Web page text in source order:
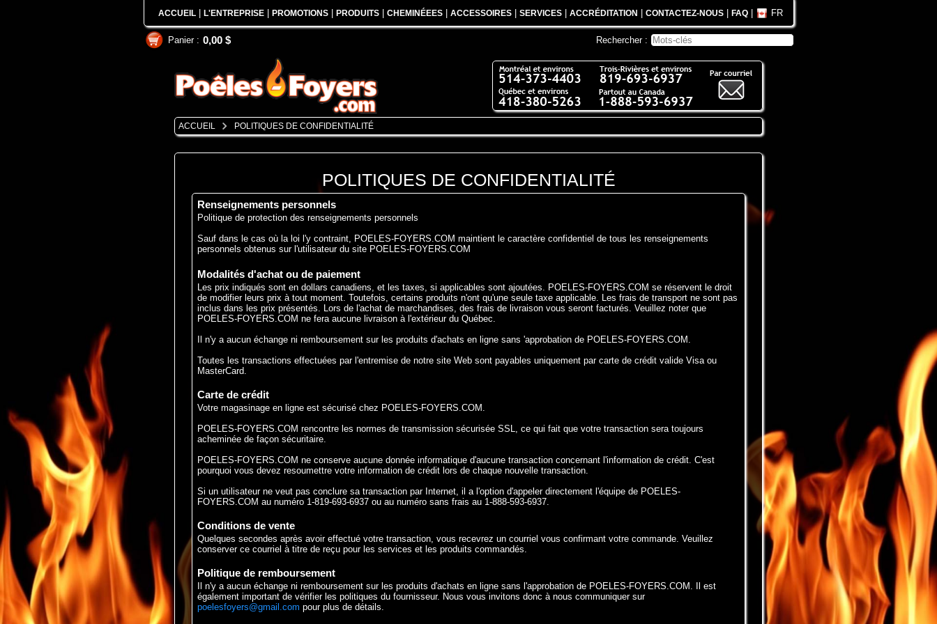
ACCUEIL L'ENTREPRISE PROMOTIONS PRODUITS CHEMINÉEES ACCESSOIRES SERVICES ACCRÉDITATION CONTACTEZ-NOUS FAQ FR
Panier : 0,00 $ Rechercher :
ACCUEIL POLITIQUES DE CONFIDENTIALITÉ
POLITIQUES DE CONFIDENTIALITÉ
Renseignements personnels
Politique de protection des renseignements personnels
Sauf dans le cas où la loi l'y contraint, POELES-FOYERS.COM maintient le caractère confidentiel de tous les renseignements
personnels obtenus sur l'utilisateur du site POELES-FOYERS.COM
Modalités d'achat ou de paiement
Les prix indiqués sont en dollars canadiens, et les taxes, si applicables sont ajoutées. POELES-FOYERS.COM se réservent le droit
de modifier leurs prix à tout moment. Toutefois, certains produits n'ont qu'une seule taxe applicable. Les frais de transport ne sont pas
inclus dans les prix présentés. Lors de l'achat de marchandises, des frais de livraison vous seront facturés. Veuillez noter que
POELES-FOYERS.COM ne fera aucune livraison à l'extérieur du Québec.
Il n'y a aucun échange ni remboursement sur les produits d'achats en ligne sans 'approbation de POELES-FOYERS.COM.
Toutes les transactions effectuées par l'entremise de notre site Web sont payables uniquement par carte de crédit valide Visa ou
MasterCard.
Carte de crédit
Votre magasinage en ligne est sécurisé chez POELES-FOYERS.COM.
POELES-FOYERS.COM rencontre les normes de transmission sécurisée SSL, ce qui fait que votre transaction sera toujours
acheminée de façon sécuritaire.
POELES-FOYERS.COM ne conserve aucune donnée informatique d'aucune transaction concernant l'information de crédit. C'est
pourquoi vous devez resoumettre votre information de crédit lors de chaque nouvelle transaction.
Si un utilisateur ne veut pas conclure sa transaction par Internet, il a l'option d'appeler directement l'équipe de POELES-
FOYERS.COM au numéro 1-819-693-6937 ou au numéro sans frais au 1-888-593-6937.
Conditions de vente
Quelques secondes après avoir effectué votre transaction, vous recevrez un courriel vous confirmant votre commande. Veuillez
conserver ce courriel à titre de reçu pour les services et les produits commandés.
Politique de remboursement
Il n'y a aucun échange ni remboursement sur les produits d'achats en ligne sans l'approbation de POELES-FOYERS.COM. Il est
également important de vérifier les politiques du fournisseur. Nous vous invitons donc à nous communiquer sur
poelesfoyers@gmail.com pour plus de détails.